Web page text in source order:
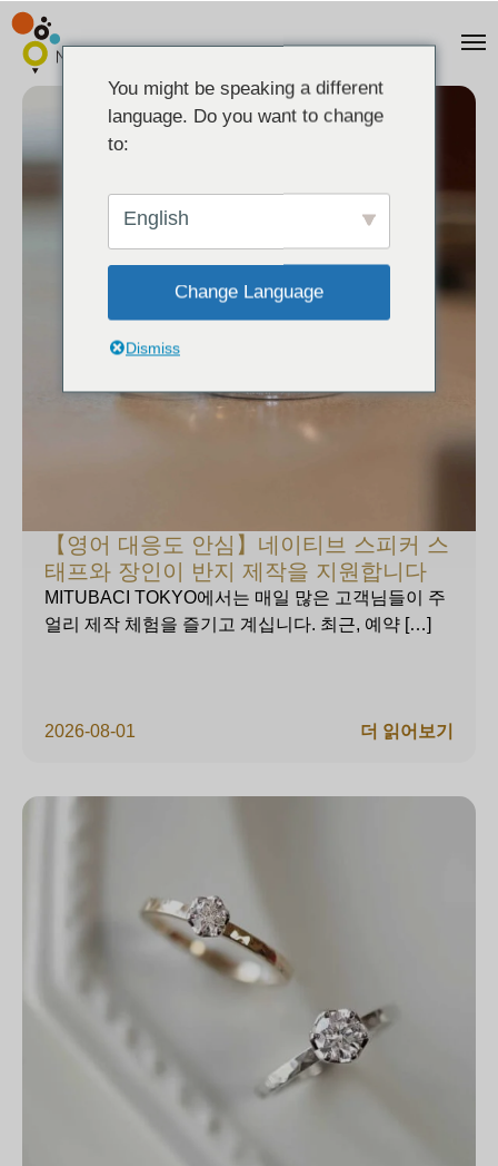
【영어 대응도 안심】네이티브 스피커 스
태프와 장인이 반지 제작을 지원합니다
2026-08-01
MITUBACI TOKYO에서는 매일 많은 고객님들이 주
얼리 제작 체험을 즐기고 계십니다. 최근, 예약 […]
더 읽어보기
You might be speaking a different
language. Do you want to change
to:
English
Change Language
Dismiss